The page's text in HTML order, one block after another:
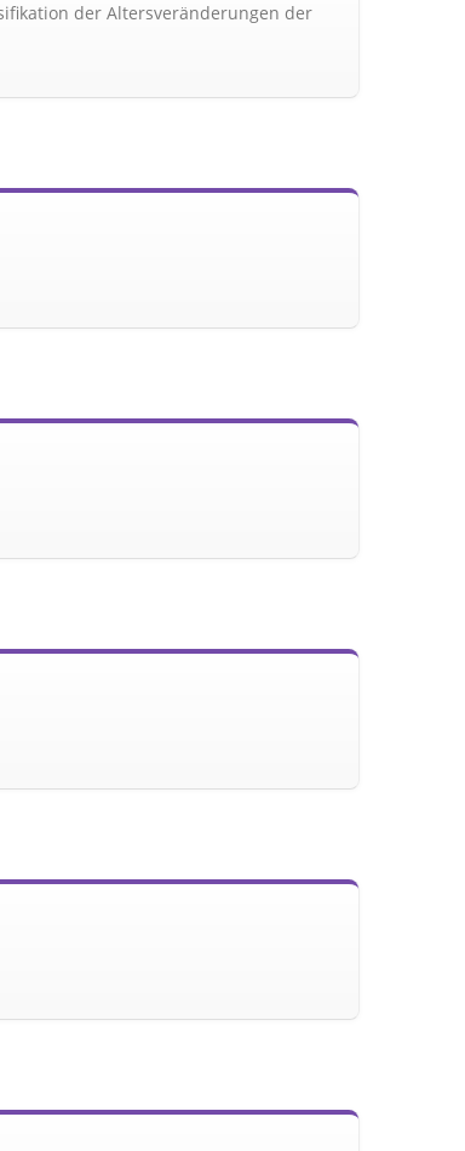
der Altersveränderungen der